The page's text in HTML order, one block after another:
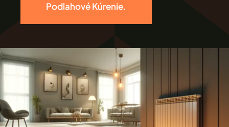
Podlahové Kúrenie.